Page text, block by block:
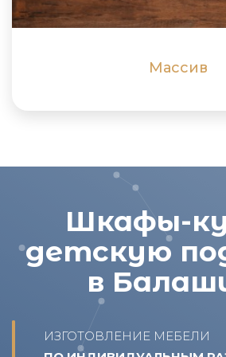
Массив
ПОДРОБНЕЕ
ПОДРОБНЕЕ
Шкафы-
детскую
в
ИЗГОТОВЛЕНИЕ МЕБЕЛИ